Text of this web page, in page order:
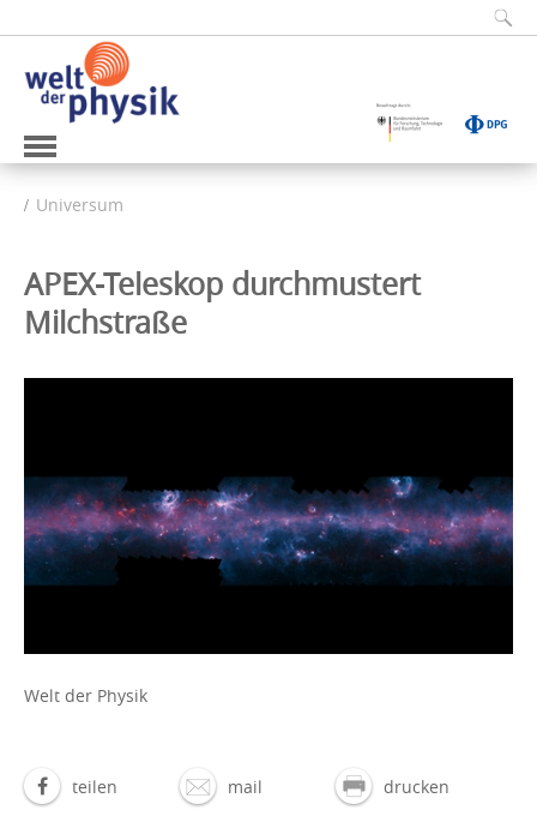
Universum
APEX-Teleskop durchmustert
Milchstraße
Welt der Physik
teilen mail drucken